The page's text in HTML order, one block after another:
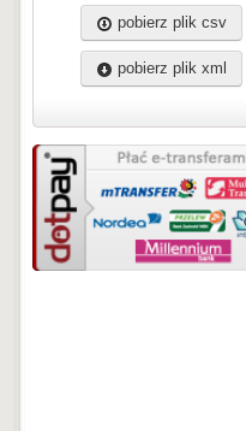
pobierz plik csv
pobierz plik xml